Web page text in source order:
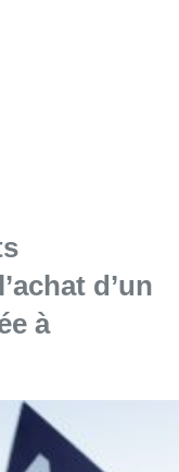
d’un
à